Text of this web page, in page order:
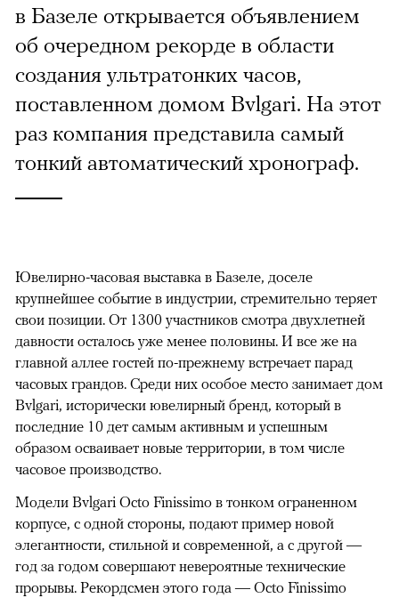
в Базеле открывается объявлением
об очередном рекорде в области
создания ультратонких часов,
поставленном домом Bvlgari. На этот
раз компания представила самый
тонкий автоматический хронограф.
Ювелирно-часовая выставка в Базеле, доселе
крупнейшее событие в индустрии, стремительно теряет
свои позиции. От 1300 участников смотра двухлетней
давности осталось уже менее половины. И все же на
главной аллее гостей по-прежнему встречает парад
часовых грандов. Среди них особое место занимает дом
Bvlgari, исторически ювелирный бренд, который в
последние 10 дет самым активным и успешным
образом осваивает новые территории, в том числе
часовое производство.
Модели Bvlgari Octo Finissimo в тонком ограненном
корпусе, с одной стороны, подают пример новой
элегантности, стильной и современной, а с другой —
год за годом совершают невероятные технические
прорывы. Рекордсмен этого года — Octo Finissimo